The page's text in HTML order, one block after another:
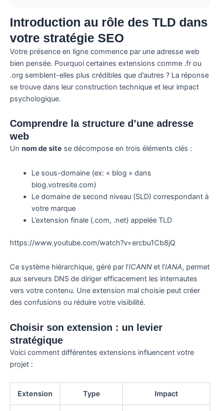
Introduction au rôle des TLD dans
votre stratégie SEO
Votre présence en ligne commence par une adresse web
bien pensée. Pourquoi certaines extensions comme .fr ou
.org semblent-elles plus crédibles que d’autres ? La réponse
se trouve dans leur construction technique et leur impact
psychologique.
Comprendre la structure d’une adresse
web
Un nom de site se décompose en trois éléments clés :
Le sous-domaine (ex: « blog » dans
blog.votresite.com)
Le domaine de second niveau (SLD) correspondant à
votre marque
L’extension finale (.com, .net) appelée TLD
https://www.youtube.com/watch?v=ercbu1Cb8jQ
Ce système hiérarchique, géré par l’ICANN et l’IANA, permet
aux serveurs DNS de diriger efficacement les internautes
vers votre contenu. Une extension mal choisie peut créer
des confusions ou réduire votre visibilité.
Choisir son extension : un levier
stratégique
Voici comment différentes extensions influencent votre
projet :
Extension Type Impact